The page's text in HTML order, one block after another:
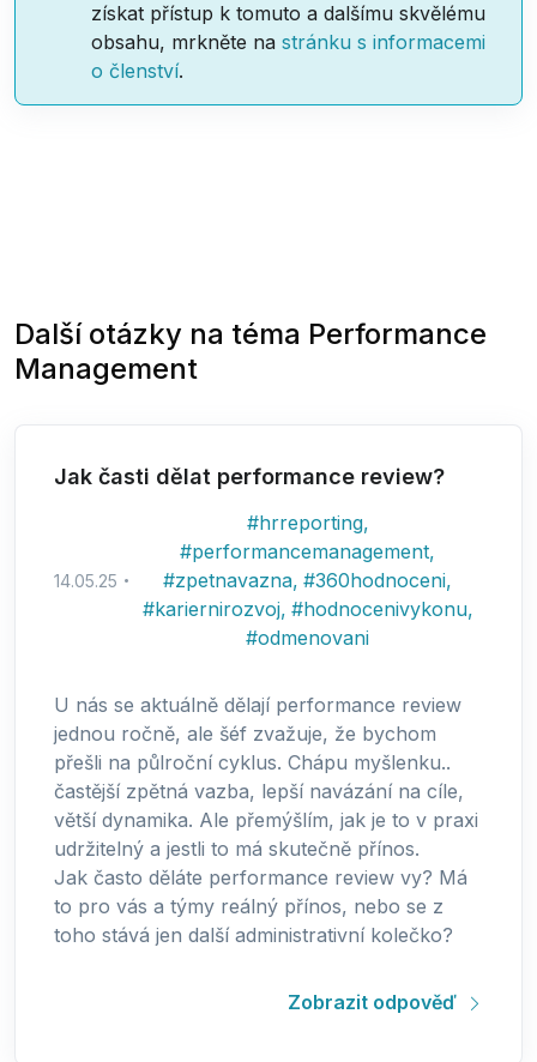
získat přístup k tomuto a dalšímu skvělému
obsahu, mrkněte na stránku s informacemi
o členství.
Další otázky na téma Performance
Management
Jak časti dělat performance review?
14.05.25
#hrreporting,
#performancemanagement,
#zpetnavazna, #360hodnoceni,
#kariernirozvoj, #hodnocenivykonu,
#odmenovani
U nás se aktuálně dělají performance review
jednou ročně, ale šéf zvažuje, že bychom
přešli na půlroční cyklus. Chápu myšlenku..
častější zpětná vazba, lepší navázání na cíle,
větší dynamika. Ale přemýšlím, jak je to v praxi
udržitelný a jestli to má skutečně přínos.
Jak často děláte performance review vy? Má
to pro vás a týmy reálný přínos, nebo se z
toho stává jen další administrativní kolečko?
Zobrazit odpověď